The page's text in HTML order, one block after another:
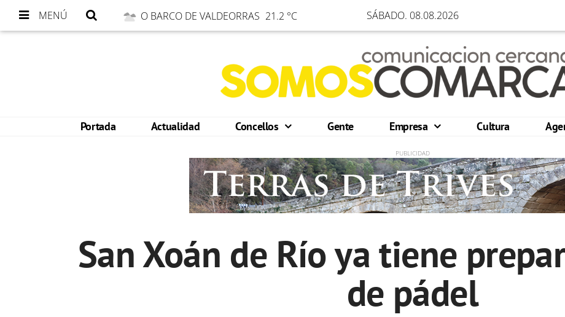
MENÚ O BARCO DE VALDEORRAS 21.2 °C SÁBADO. 08.08.2026
Portada Actualidad Concellos Gente Empresa Cultura
San Xoán de Río ya tiene
de pádel